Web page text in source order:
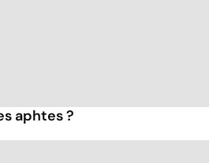
aphtes ?